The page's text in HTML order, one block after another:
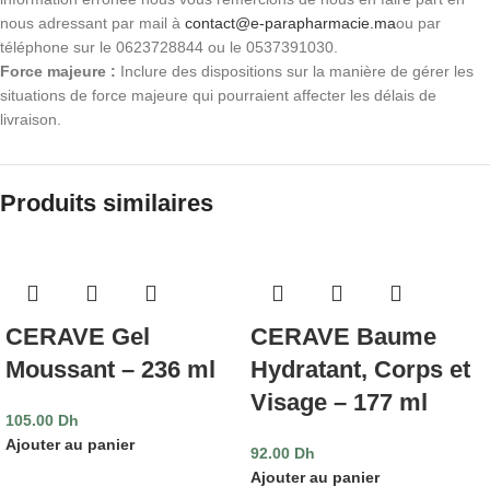
nous adressant par mail à contact@e-parapharmacie.maou par
téléphone sur le 0623728844 ou le 0537391030.
Force majeure : Inclure des dispositions sur la manière de gérer les
situations de force majeure qui pourraient affecter les délais de
livraison.
Produits similaires
CERAVE Gel
Moussant – 236 ml
105.00 Dh
Ajouter au panier
CERAVE Baume
Hydratant, Corps et
Visage – 177 ml
92.00 Dh
Ajouter au panier